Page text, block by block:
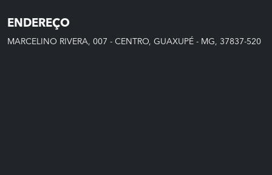
ENDEREÇO
MARCELINO RIVERA, 007 - CENTRO, GUAXUPÉ - MG, 37837-520